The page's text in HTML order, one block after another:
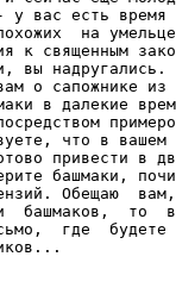
вас есть время
на
к священным
вы надругались.
о сапожнике из
в далекие
что в вашем
привести в
башмаки,
Обещаю
башмаков,  то
где